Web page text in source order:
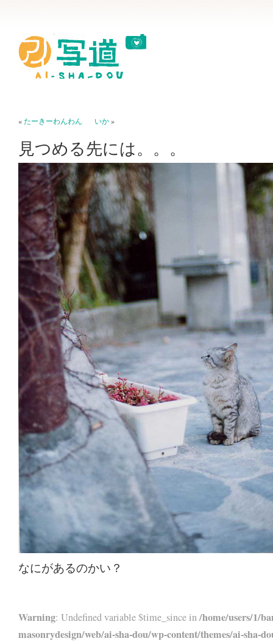
«たーきーわんわん いか»
見つめる先には。。。
なにがあるのかい？
Warning: Undefined variable $time_since in/home/users/1/
masonrydesign/web/ai-sha-dou/wp-content/themes/ai-sha-